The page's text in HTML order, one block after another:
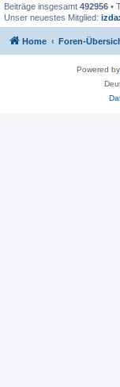
Beiträge insgesamt 492956 •
Unser neuestes Mitglied:
Home Foren-
Powered by